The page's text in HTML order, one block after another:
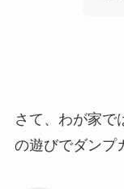
さて、わが家で
の遊びでダンプ